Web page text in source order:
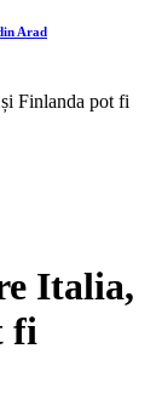
Arad
Finlanda pot fi
Italia,
fi